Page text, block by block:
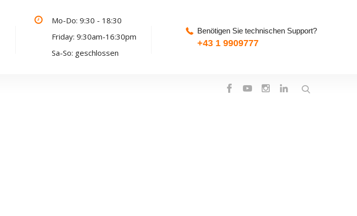
Mo-Do: 9:30 - 18:30
Friday: 9:30am-16:30pm
Sa-So: geschlossen
Benötigen Sie technischen Support?
+43 1 9909777